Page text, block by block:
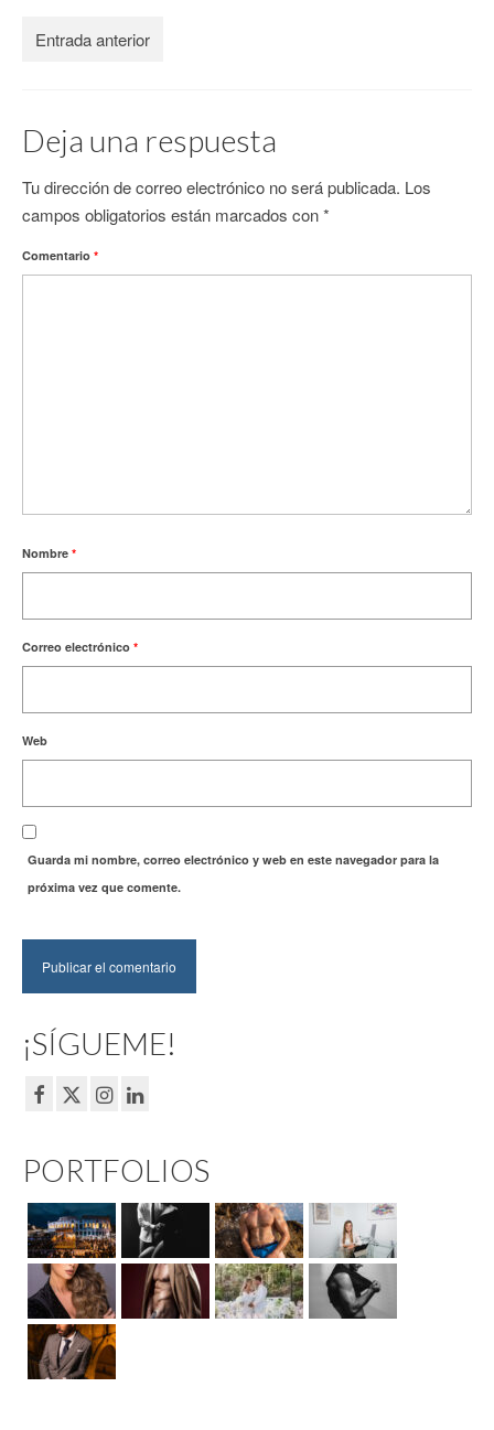
Entrada anterior
Deja una respuesta
Tu dirección de correo electrónico no será publicada. Los
campos obligatorios están marcados con*
Comentario *
Nombre *
Correo electrónico *
Web
Guarda mi nombre, correo electrónico y web en este navegador para la
próxima vez que comente.
¡SÍGUEME!
PORTFOLIOS